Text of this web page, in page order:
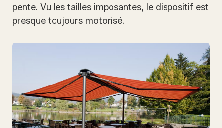
pente. Vu les tailles imposantes, le dispositif est
presque toujours motorisé.